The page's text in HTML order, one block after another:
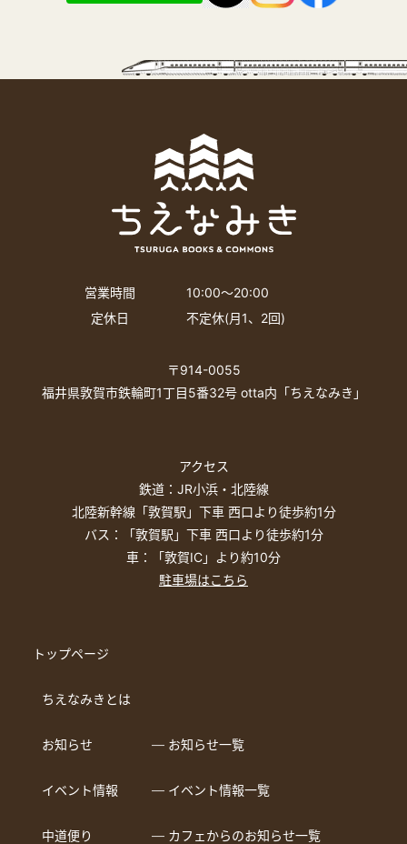
営業時間
10:00〜20:00
定休日
不定休(月1、2回)
〒914-0055
福井県敦賀市鉄輪町1丁目5番32号 otta内「ちえなみき」
アクセス
鉄道：JR小浜・北陸線
北陸新幹線「敦賀駅」下車 西口より徒歩約1分
バス：「敦賀駅」下車 西口より徒歩約1分
車：「敦賀IC」より約10分
駐車場はこちら
トップページ
ちえなみきとは
お知らせ ― お知らせ一覧
イベント情報 ― イベント情報一覧
中道便り ― カフェからのお知らせ一覧